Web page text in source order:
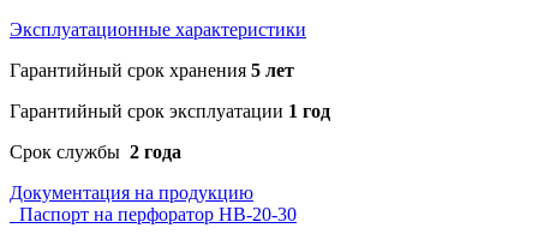
Эксплуатационные характеристики
Гарантийный срок хранения 5 лет
Гарантийный срок эксплуатации 1 год
Срок службы 2 года
Документация на продукцию
Паспорт на перфоратор HB-20-30